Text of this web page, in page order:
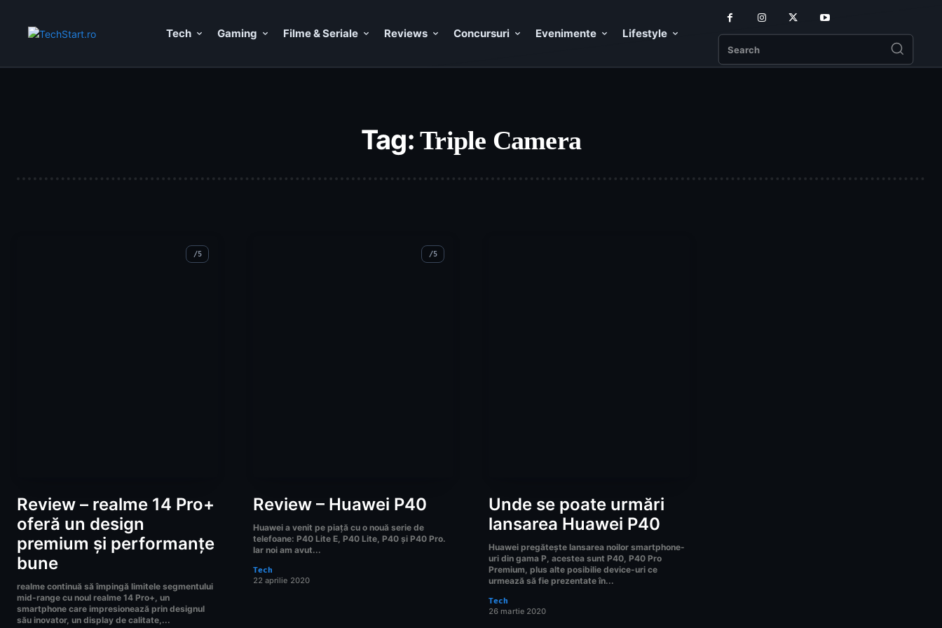
Tech Gaming Filme & Seriale Reviews Concursuri Evenimente Lifestyle
Search
Tag:Triple Camera
Review – realme 14 Pro+
oferă un design
premium și performanțe
bune
realme continuă să împingă limitele segmentului
mid-range cu noul realme 14 Pro+, un
smartphone care impresionează prin designul
său inovator, un display de calitate,...
Review – Huawei P40
Huawei a venit pe piață cu o nouă serie de
telefoane: P40 Lite E, P40 Lite, P40 și P40 Pro.
Iar noi am avut...
Tech
22 aprilie 2020
Unde se poate urmări
lansarea Huawei P40
Huawei pregătește lansarea noilor smartphone-
uri din gama P, acestea sunt P40, P40 Pro
Premium, plus alte posibilie device-uri ce
urmează să fie prezentate în...
Tech
26 martie 2020